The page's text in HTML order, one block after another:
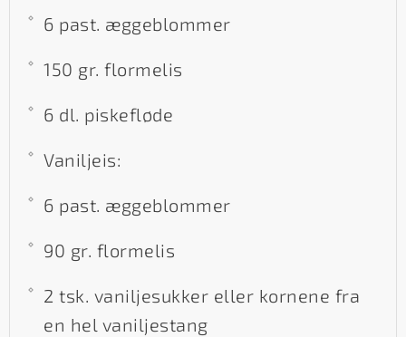
6 past. æggeblommer
150 gr. flormelis
6 dl. piskefløde
Vaniljeis:
6 past. æggeblommer
90 gr. flormelis
2 tsk. vaniljesukker eller kornene fra
en hel vaniljestang